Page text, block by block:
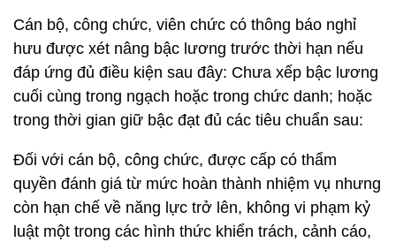
Cán bộ, công chức, viên chức có thông báo nghỉ
hưu được xét nâng bậc lương trước thời hạn nếu
đáp ứng đủ điều kiện sau đây: Chưa xếp bậc lương
cuối cùng trong ngạch hoặc trong chức danh; hoặc
trong thời gian giữ bậc đạt đủ các tiêu chuẩn sau:
Đối với cán bộ, công chức, được cấp có thẩm
quyền đánh giá từ mức hoàn thành nhiệm vụ nhưng
còn hạn chế về năng lực trở lên, không vi phạm kỷ
luật một trong các hình thức khiển trách, cảnh cáo,